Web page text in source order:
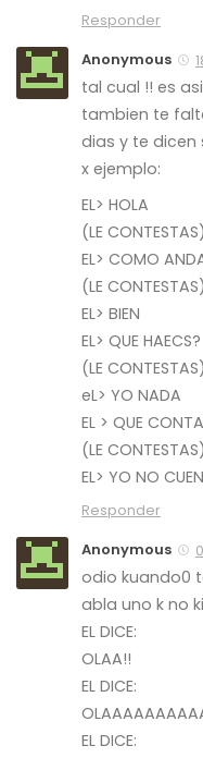
Responder
Anonymous
tal cual !! es
tambien te
dias y te dicen
x ejemplo:
EL> HOLA
(LE CONTESTAS)
EL> COMO
(LE CONTESTAS)
EL> BIEN
EL> QUE HAECS?
(LE CONTESTAS)
eL> YO NADA
EL > QUE
(LE CONTESTAS)
EL> YO NO
Responder
Anonymous
odio kuando0
abla uno k no
EL DICE:
OLAA!!
EL DICE:
EL DICE: